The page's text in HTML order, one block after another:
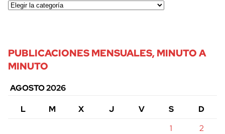
PUBLICACIONES MENSUALES, MINUTO A
MINUTO
AGOSTO 2026
L
M X J V S
D
1
2